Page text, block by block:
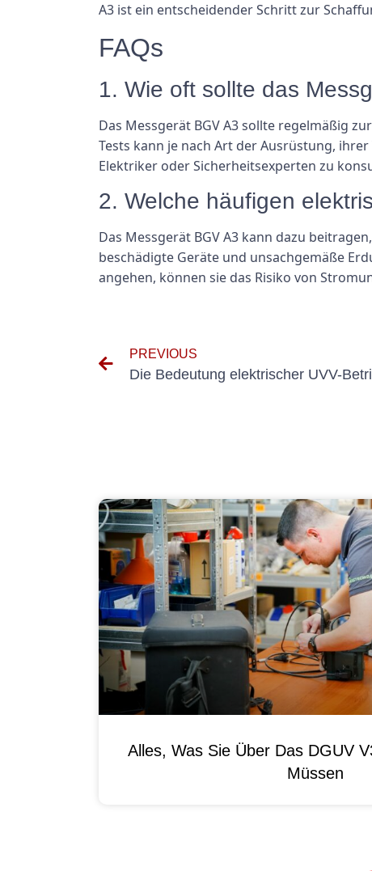
A3 ist ein entscheidender Schritt zur
FAQs
1. Wie oft sollte das
Das Messgerät BGV A3 sollte regelmäßig
Tests kann je nach Art der Ausrüstung,
Elektriker oder Sicherheitsexperten zu
2. Welche häufigen
Das Messgerät BGV A3 kann dazu
beschädigte Geräte und unsachgemäße
angehen, können sie das Risiko von
PREVIOUS
Alles, Was Sie Über Das DGUV
Müssen